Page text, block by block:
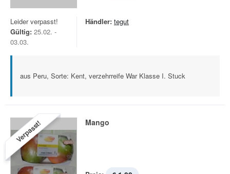
Leider verpasst!
Gültig: 25.02. -
03.03.
Händler: tegut
aus Peru, Sorte: Kent, verzehrreife War Klasse I. Stuck
Verpasst! Mango